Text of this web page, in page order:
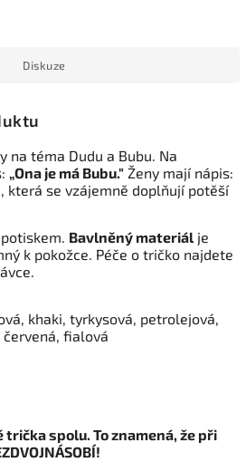
Diskuze
na téma Dudu a Bubu. Na
„Ona je má Bubu." Ženy mají nápis:
která se vzájemně doplňují potěší
Bavlněný materiál je
k pokožce. Péče o tričko najdete
khaki, tyrkysová, petrolejová,
fialová
trička spolu. To znamená, že při